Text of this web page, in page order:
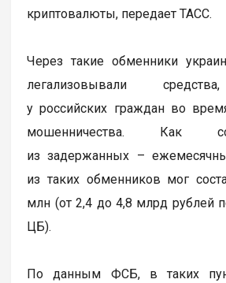
криптовалюты, передает ТАСС.
Через такие обменники
легализовывали
у российских граждан во
мошенничества. Как
из задержанных –
из таких обменников мог
млн (от 2,4 до 4,8 млрд рублей
ЦБ).
По данным ФСБ, в таких